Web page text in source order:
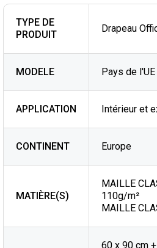
TYPE DE
PRODUIT
Drapeau
MODELE Pays de l'UE
APPLICATION Intérieur et
CONTINENT Europe
MATIÈRE(S)
MAILLE
110g/m²
MAILLE
60 x 90 cm